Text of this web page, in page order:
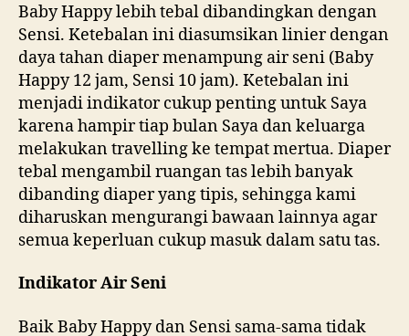
Baby Happy lebih tebal dibandingkan dengan
Sensi. Ketebalan ini diasumsikan linier dengan
daya tahan diaper menampung air seni (Baby
Happy 12 jam, Sensi 10 jam). Ketebalan ini
menjadi indikator cukup penting untuk Saya
karena hampir tiap bulan Saya dan keluarga
melakukan travelling ke tempat mertua. Diaper
tebal mengambil ruangan tas lebih banyak
dibanding diaper yang tipis, sehingga kami
diharuskan mengurangi bawaan lainnya agar
semua keperluan cukup masuk dalam satu tas.
Indikator Air Seni
Baik Baby Happy dan Sensi sama-sama tidak